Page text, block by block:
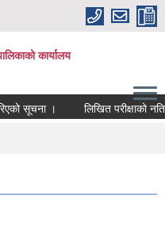
कार्यालय
सूचना । लिखित परीक्षाको